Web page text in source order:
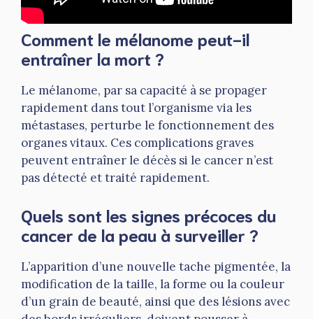
Comment le mélanome peut-il
entraîner la mort ?
Le mélanome, par sa capacité à se propager
rapidement dans tout l’organisme via les
métastases, perturbe le fonctionnement des
organes vitaux. Ces complications graves
peuvent entraîner le décès si le cancer n’est
pas détecté et traité rapidement.
Quels sont les signes précoces du
cancer de la peau à surveiller ?
L’apparition d’une nouvelle tache pigmentée, la
modification de la taille, la forme ou la couleur
d’un grain de beauté, ainsi que des lésions avec